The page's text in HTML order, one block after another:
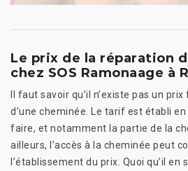
Le prix de la réparation
chez SOS Ramonaage à
Il faut savoir qu’il n’existe pas un
d’une cheminée. Le tarif est établi
faire, et notamment la partie de la
ailleurs, l’accès à la cheminée peut
l’établissement du prix. Quoi qu’il